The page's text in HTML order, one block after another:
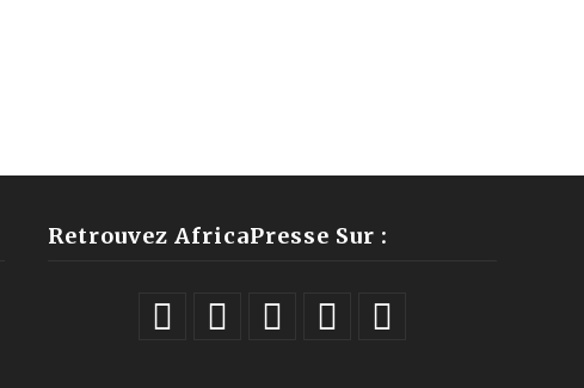
Retrouvez AfricaPresse Sur :